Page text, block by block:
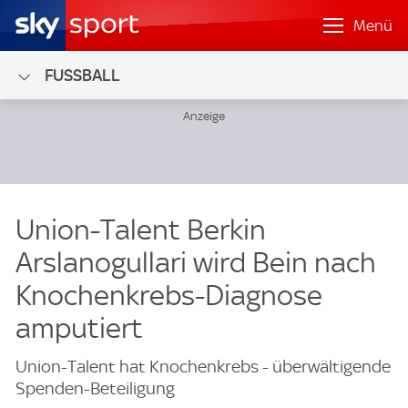
Menü
FUSSBALL
Union-Talent Berkin
Arslanogullari wird Bein nach
Knochenkrebs-Diagnose
amputiert
Union-Talent hat Knochenkrebs - überwältigende
Spenden-Beteiligung